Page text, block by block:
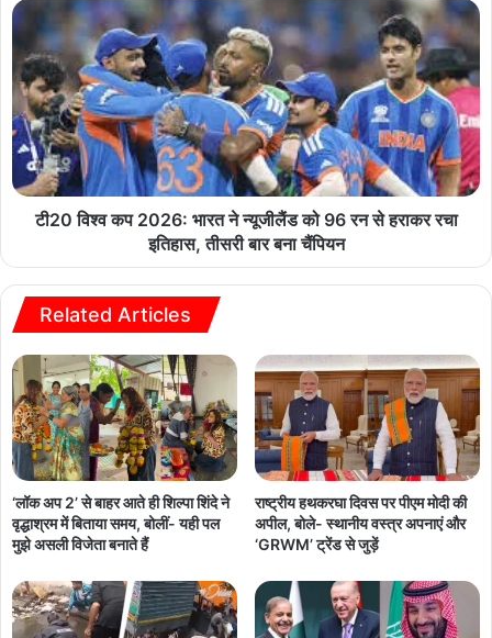
टी20 विश्व कप 2026: भारत ने न्यूजीलैंड को 96 रन से हराकर रचा
इतिहास, तीसरी बार बना चैंपियन
Related Articles
‘लॉक अप 2’ से बाहर आते ही शिल्पा शिंदे ने
वृद्धाश्रम में बिताया समय, बोलीं- यही पल
मुझे असली विजेता बनाते हैं
राष्ट्रीय हथकरघा दिवस पर पीएम मोदी की
अपील, बोले- स्थानीय वस्त्र अपनाएं और
‘GRWM’ ट्रेंड से जुड़ें